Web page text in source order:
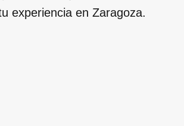
experiencia en Zaragoza.